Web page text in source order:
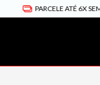
PARCELE ATÉ 6X SEM JUROS